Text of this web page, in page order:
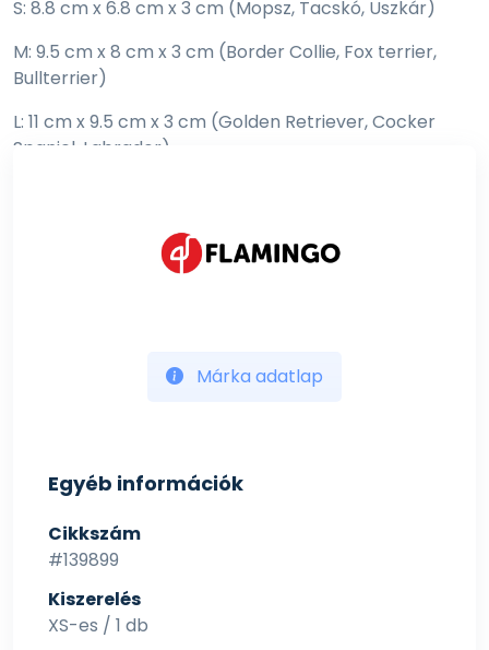
S: 8.8 cm x 6.8 cm x 3 cm (Mopsz, Tacskó, Uszkár)
M: 9.5 cm x 8 cm x 3 cm (Border Collie, Fox terrier,
Bullterrier)
L: 11 cm x 9.5 cm x 3 cm (Golden Retriever, Cocker
Spaniel, Labrador)
Márka adatlap
Egyéb információk
Cikkszám
#139899
Kiszerelés
XS-es / 1 db